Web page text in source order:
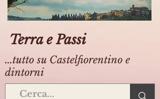
Terra e Passi
...tutto su Castelfiorentino e
dintorni